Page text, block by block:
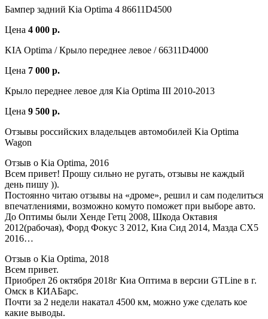
Бампер задний Kia Optima 4 86611D4500
Цена 4 000 р.
KIA Optima / Крыло переднее левое / 66311D4000
Цена 7 000 р.
Крыло переднее левое для Kia Optima III 2010-2013
Цена 9 500 р.
Отзывы российских владельцев автомобилей Kia Optima
Wagon
Отзыв о Kia Optima, 2016
Всем привет! Прошу сильно не ругать, отзывы не каждый
день пишу )).
Постоянно читаю отзывы на «дроме», решил и сам поделиться
впечатлениями, возможно комуто поможет при выборе авто.
До Оптимы были Хенде Гетц 2008, Шкода Октавия
2012(рабочая), Форд Фокус 3 2012, Киа Сид 2014, Мазда СХ5
2016…
Отзыв о Kia Optima, 2018
Всем привет.
Приобрел 26 октября 2018г Киа Оптима в версии GTLine в г.
Омск в КИАБарс.
Почти за 2 недели накатал 4500 км, можно уже сделать кое
какие выводы.